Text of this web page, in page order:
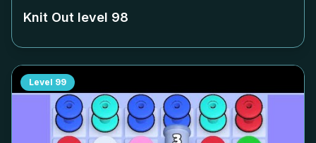
Knit Out level 98
Level 99